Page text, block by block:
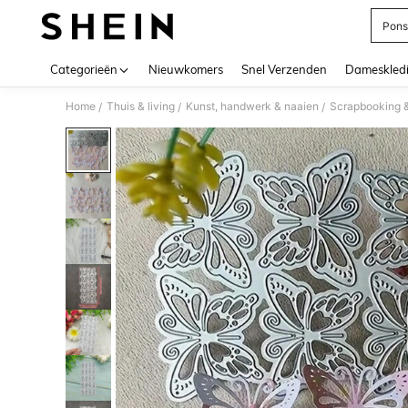
Categorieën Nieuwkomers Snel Verzenden
Home / Thuis & living / Kunst, handwerk & naaien / Scrapbooking